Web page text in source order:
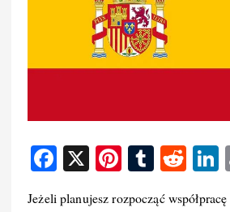
F
X
Pi T
R
Jeżeli planujesz rozpocząć